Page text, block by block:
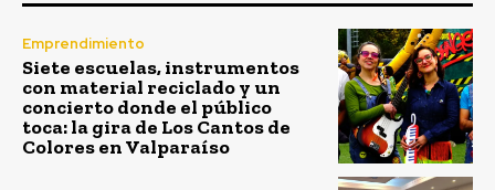
Emprendimiento
Siete escuelas, instrumentos
con material reciclado y un
concierto donde el público
toca: la gira de Los Cantos de
Colores en Valparaíso